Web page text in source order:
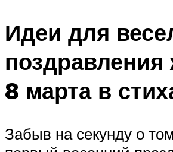
Идеи для
8 марта в
Забыв на секунду о